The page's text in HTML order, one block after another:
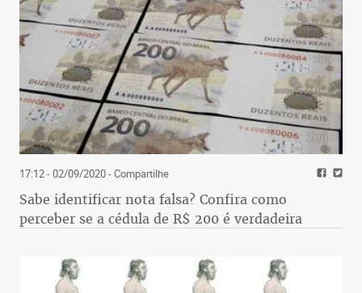
17:12 - 02/09/2020- Compartilhe
Sabe identificar nota falsa? Confira como
perceber se a cédula de R$ 200 é verdadeira